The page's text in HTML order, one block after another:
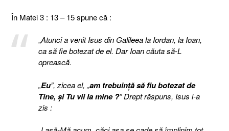
În Matei 3 : 13 – 15 spune că :
„Atunci a venit Isus din Galileea la Iordan, la Ioan,
ca să fie botezat de el. Dar Ioan căuta să-L
oprească.
„Eu”, zicea el, „am trebuinţă să fiu botezat de
Tine, şi Tu vii la mine ?” Drept răspuns, Isus i-a
zis :